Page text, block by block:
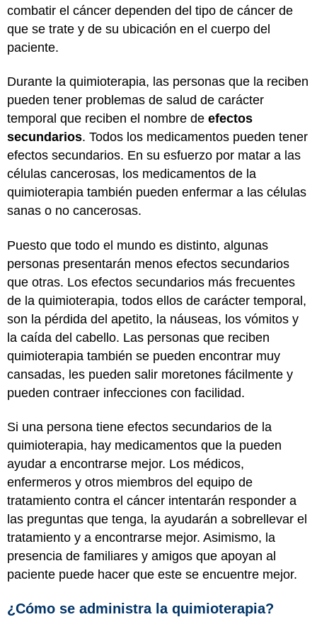
combatir el cáncer dependen del tipo de cáncer de
que se trate y de su ubicación en el cuerpo del
paciente.
Durante la quimioterapia, las personas que la reciben
pueden tener problemas de salud de carácter
temporal que reciben el nombre de efectos
secundarios. Todos los medicamentos pueden tener
efectos secundarios. En su esfuerzo por matar a las
células cancerosas, los medicamentos de la
quimioterapia también pueden enfermar a las células
sanas o no cancerosas.
Puesto que todo el mundo es distinto, algunas
personas presentarán menos efectos secundarios
que otras. Los efectos secundarios más frecuentes
de la quimioterapia, todos ellos de carácter temporal,
son la pérdida del apetito, la náuseas, los vómitos y
la caída del cabello. Las personas que reciben
quimioterapia también se pueden encontrar muy
cansadas, les pueden salir moretones fácilmente y
pueden contraer infecciones con facilidad.
Si una persona tiene efectos secundarios de la
quimioterapia, hay medicamentos que la pueden
ayudar a encontrarse mejor. Los médicos,
enfermeros y otros miembros del equipo de
tratamiento contra el cáncer intentarán responder a
las preguntas que tenga, la ayudarán a sobrellevar el
tratamiento y a encontrarse mejor. Asimismo, la
presencia de familiares y amigos que apoyan al
paciente puede hacer que este se encuentre mejor.
¿Cómo se administra la quimioterapia?